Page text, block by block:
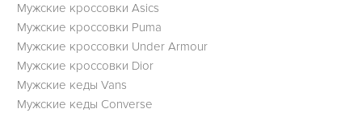
Мужские кроссовки Asics
Мужские кроссовки Puma
Мужские кроссовки Under Armour
Мужские кроссовки Dior
Мужские кеды Vans
Мужские кеды Converse